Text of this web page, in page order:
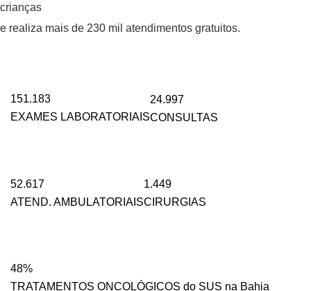
crianças
e realiza mais de 230 mil atendimentos gratuitos.
151.183
EXAMES LABORATORIAIS
24.997
CONSULTAS
52.617
ATEND. AMBULATORIAIS
1.449
CIRURGIAS
48%
TRATAMENTOS ONCOLÓGICOS do SUS na Bahia